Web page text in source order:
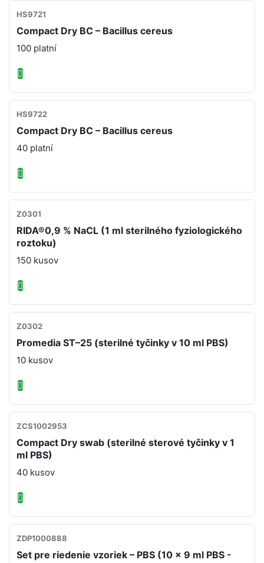
HS9721
Compact Dry BC – Bacillus cereus
100 platní
HS9722
Compact Dry BC – Bacillus cereus
40 platní
Z0301
RIDA®0,9 % NaCL (1 ml sterilného fyziologického
roztoku)
150 kusov
Z0302
Promedia ST–25 (sterilné tyčinky v 10 ml PBS)
10 kusov
ZCS1002953
Compact Dry swab (sterilné sterové tyčinky v 1
ml PBS)
40 kusov
ZDP1000888
Set pre riedenie vzoriek – PBS (10 x 9 ml PBS -